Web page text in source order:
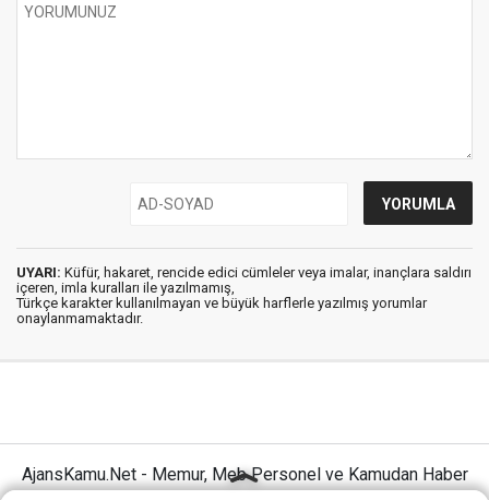
UYARI: Küfür, hakaret, rencide edici cümleler veya imalar, inançlara saldırı
içeren, imla kuralları ile yazılmamış,
Türkçe karakter kullanılmayan ve büyük harflerle yazılmış yorumlar
onaylanmamaktadır.
AjansKamu.Net - Memur, Meb Personel ve Kamudan Haber